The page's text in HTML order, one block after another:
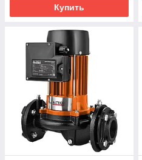
Купить